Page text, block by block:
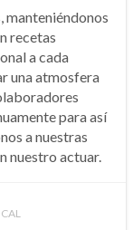
recetas
a cada
una atmosfera
para así
a nuestras
nuestro actuar.